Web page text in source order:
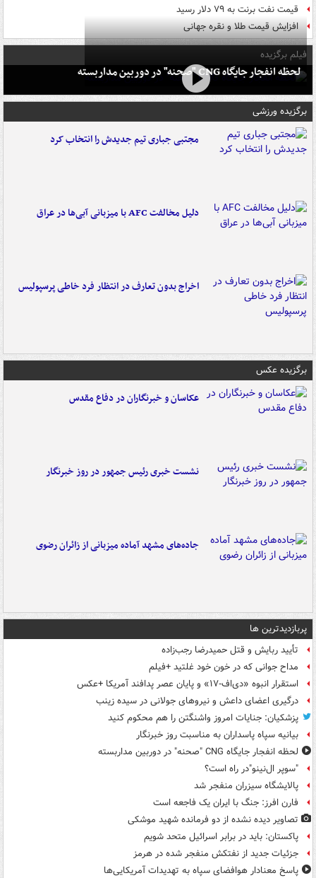
قیمت نفت برنت به ۷۹ دلار رسید
افزایش قیمت طلا و نقره جهانی
فیلم برگزیده
لحظه انفجار جایگاه CNG "صحنه" در دوربین مداربسته
برگزیده ورزشی
مجتبی جباری تیم جدیدش را انتخاب کرد
دلیل مخالفت AFC با میزبانی آبی‌ها در عراق
اخراج بدون تعارف در انتظار فرد خاطی پرسپولیس
برگزیده عکس
عکاسان و خبرنگاران در دفاع مقدس
نشست خبری رئیس جمهور در روز خبرنگار
جاده‌های مشهد آماده میزبانی از زائران رضوی
پربازدیدترین ها
تأیید ربایش و قتل حمیدرضا رجب‌زاده
مداح جوانی که در خون خود غلتید +فیلم
استقرار انبوه «دی‌اف‑۱۷» و پایان عصر پدافند آمریکا +عکس
درگیری اعضای داعش و نیروهای جولانی در سیده زینب
پزشکیان: جنایات امروز واشنگتن را هم محکوم کنید
بیانیه سپاه پاسداران به مناسبت روز خبرنگار
لحظه انفجار جایگاه CNG "صحنه" در دوربین مداربسته
"سوپر ال‌نینو"در راه است؟
پالایشگاه سیزران منفجر شد
فارن افرز: جنگ با ایران یک فاجعه است
تصاویر دیده‌ نشده از دو فرمانده شهید موشکی
پاکستان: باید در برابر اسرائیل متحد شویم
جزئیات جدید از نفتکش منفجر شده در هرمز
پاسخ معنادار هوافضای سپاه به تهدیدات آمریکایی‌ها